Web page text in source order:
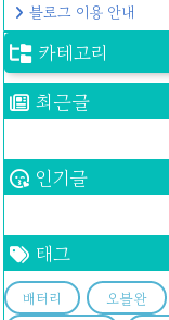
블로그 이용 안내
카테고리
최근글
인기글
태그
배터리 오블완